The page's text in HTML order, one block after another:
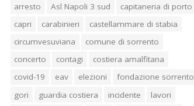
arresto
Asl Napoli 3 sud
capitaneria di porto
capri
carabinieri
castellammare di stabia
circumvesuviana
comune di sorrento
concerto
contagi
costiera amalfitana
covid-19
eav elezioni
fondazione sorrento
gori
guardia costiera incidente
lavori